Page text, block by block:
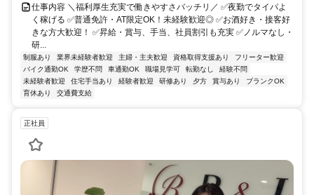
仕事内容 ＼福利厚生充実で働きやすさバッチリ／ ✅夜勤でタイパよ
く稼げる ✅普通免許・AT限定OK！未経験歓迎◎ ✅お酒好き・接客好
きな方大歓迎！ ✅昇給・賞与、手当、社員割引も充実 ✅ノルマなし・
研...
制服あり 業界未経験者歓迎 主婦・主夫歓迎 資格取得支援あり
フリーター歓迎
バイク通勤OK
学歴不問 車通勤OK 職場見学可 転勤なし
経験不問
未経験者歓迎
住宅手当あり 経験者歓迎 研修あり 夕方 賞与あり
ブランクOK
育休あり
交通費支給
正社員